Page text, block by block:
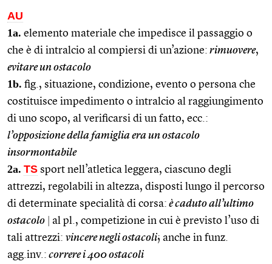
AU
1a. elemento materiale che impedisce il passaggio o
che è di intralcio al compiersi di un’azione: rimuovere,
evitare un ostacolo
1b. fig., situazione, condizione, evento o persona che
costituisce impedimento o intralcio al raggiungimento
di uno scopo, al verificarsi di un fatto, ecc.:
l’opposizione della famiglia era un ostacolo
insormontabile
2a. TS sport nell’atletica leggera, ciascuno degli
attrezzi, regolabili in altezza, disposti lungo il percorso
di determinate specialità di corsa: è caduto all’ultimo
ostacolo
al pl., competizione in cui è previsto l’uso di
tali attrezzi: vincere negli ostacoli; anche in funz.
agg.inv.: correre i 400 ostacoli